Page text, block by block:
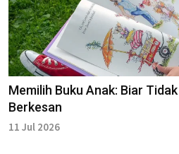
Memilih Buku Anak: Biar
Berkesan
11 Jul 2026